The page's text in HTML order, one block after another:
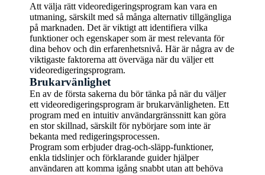
Att välja rätt videoredigeringsprogram kan vara en
utmaning, särskilt med så många alternativ tillgängliga
på marknaden. Det är viktigt att identifiera vilka
funktioner och egenskaper som är mest relevanta för
dina behov och din erfarenhetsnivå. Här är några av de
viktigaste faktorerna att överväga när du väljer ett
videoredigeringsprogram.
Brukarvänlighet
En av de första sakerna du bör tänka på när du väljer
ett videoredigeringsprogram är brukarvänligheten. Ett
program med en intuitiv användargränssnitt kan göra
en stor skillnad, särskilt för nybörjare som inte är
bekanta med redigeringsprocessen.
Program som erbjuder drag-och-släpp-funktioner,
enkla tidslinjer och förklarande guider hjälper
användaren att komma igång snabbt utan att behöva